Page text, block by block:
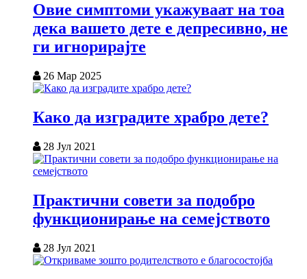
Овие симптоми укажуваат на тоа
дека вашето дете е депресивно, не
ги игнорирајте
26 Мар 2025
Како да изградите храбро дете?
28 Јул 2021
Практични совети за подобро
функционирање на семејството
28 Јул 2021